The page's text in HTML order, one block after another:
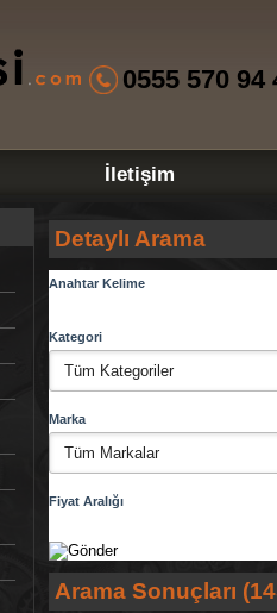
0555 570 94
İletişim
Detaylı Arama
Anahtar Kelime
Kategori
Marka
Fiyat Aralığı
Arama Sonuçları